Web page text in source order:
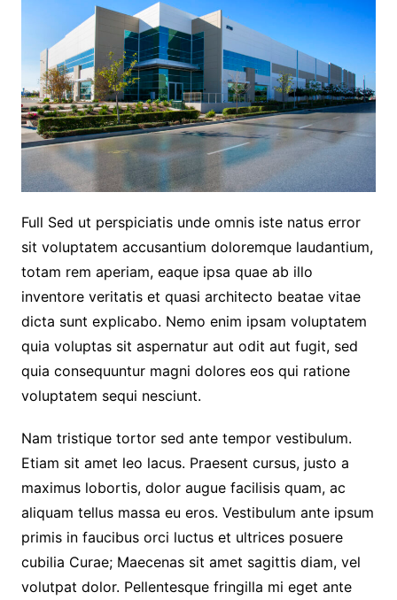
Full Sed ut perspiciatis unde omnis iste natus error
sit voluptatem accusantium doloremque laudantium,
totam rem aperiam, eaque ipsa quae ab illo
inventore veritatis et quasi architecto beatae vitae
dicta sunt explicabo. Nemo enim ipsam voluptatem
quia voluptas sit aspernatur aut odit aut fugit, sed
quia consequuntur magni dolores eos qui ratione
voluptatem sequi nesciunt.
Nam tristique tortor sed ante tempor vestibulum.
Etiam sit amet leo lacus. Praesent cursus, justo a
maximus lobortis, dolor augue facilisis quam, ac
aliquam tellus massa eu eros. Vestibulum ante ipsum
primis in faucibus orci luctus et ultrices posuere
cubilia Curae; Maecenas sit amet sagittis diam, vel
volutpat dolor. Pellentesque fringilla mi eget ante